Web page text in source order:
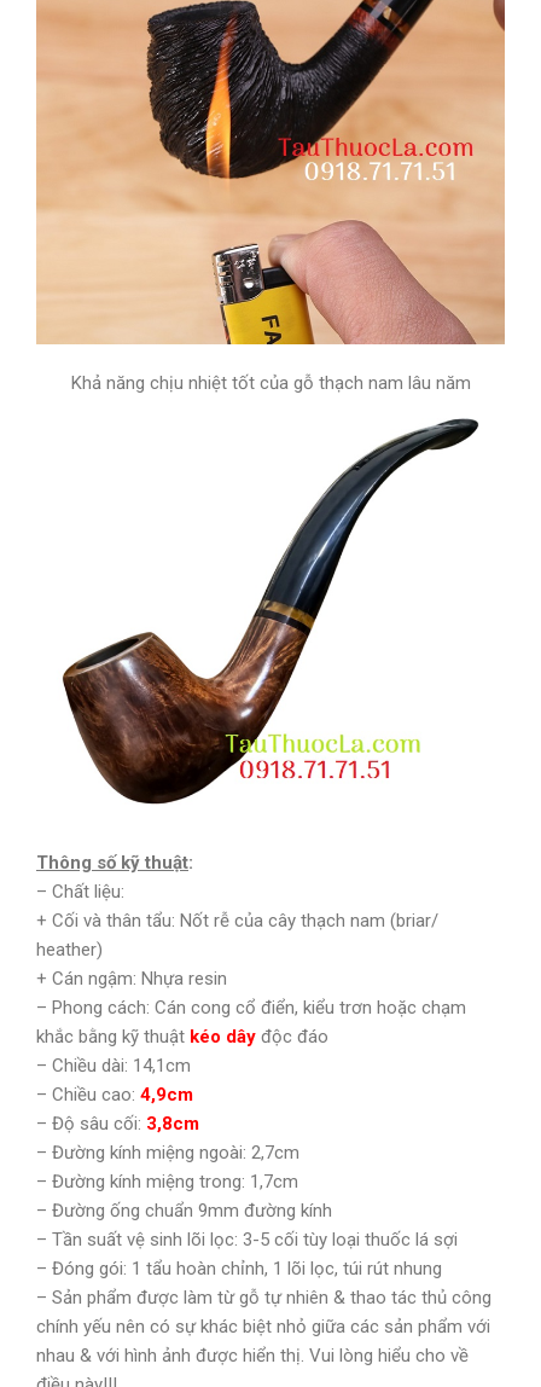
Khả năng chịu nhiệt tốt của gỗ thạch nam lâu năm
Thông số kỹ thuật:
– Chất liệu:
+ Cối và thân tẩu: Nốt rễ của cây thạch nam (briar/
heather)
+ Cán ngậm: Nhựa resin
– Phong cách: Cán cong cổ điển, kiểu trơn hoặc chạm
khắc bằng kỹ thuật kéo dây độc đáo
– Chiều dài: 14,1cm
– Chiều cao: 4,9cm
– Độ sâu cối: 3,8cm
– Đường kính miệng ngoài: 2,7cm
– Đường kính miệng trong: 1,7cm
– Đường ống chuẩn 9mm đường kính
– Tần suất vệ sinh lõi lọc: 3-5 cối tùy loại thuốc lá sợi
– Đóng gói: 1 tẩu hoàn chỉnh, 1 lõi lọc, túi rút nhung
– Sản phẩm được làm từ gỗ tự nhiên & thao tác thủ công
chính yếu nên có sự khác biệt nhỏ giữa các sản phẩm với
nhau & với hình ảnh được hiển thị. Vui lòng hiểu cho về